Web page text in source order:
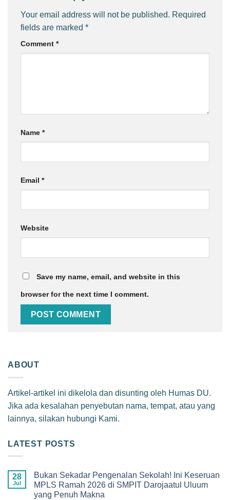
Your email address will not be published. Required
fields are marked *
Comment *
Name *
Email *
Website
Save my name, email, and website in this
browser for the next time I comment.
ABOUT
Artikel-artikel ini dikelola dan disunting oleh Humas DU.
Jika ada kesalahan penyebutan nama, tempat, atau yang
lainnya, silakan hubungi Kami.
LATEST POSTS
28
Jul
Bukan Sekadar Pengenalan Sekolah! Ini Keseruan
MPLS Ramah 2026 di SMPIT Darojaatul Uluum
yang Penuh Makna